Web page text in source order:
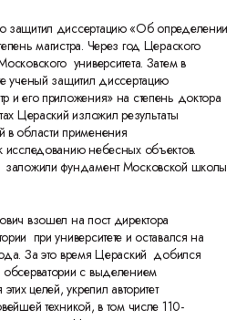
защитил диссертацию «Об определении
магистра. Через год Цераского
университета. Затем в
ученый защитил диссертацию
и его приложения» на степень доктора
Цераский изложил результаты
в области применения
исследованию небесных объектов.
фундамент Московской школы
взошел на пост директора
при университете и оставался на
За это время Цераский добился
обсерватории с выделением
целей, укрепил авторитет
техникой, в том числе 110-